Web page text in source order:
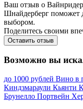
Ваш отзыв о
Шнайдерберг поможет
выбором.
Поделитесь своими
Оставить отзыв
Возможно вы
до 1000 рублей Вино в
Киндзмараули Кьянти
Брунелло Портвейн